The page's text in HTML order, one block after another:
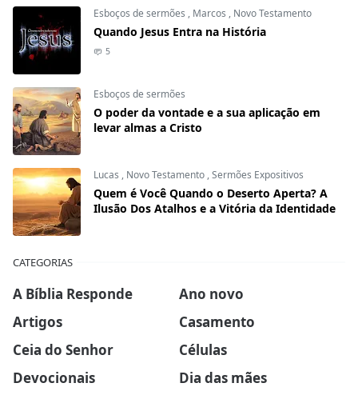
Esboços de sermões , Marcos , Novo Testamento
Quando Jesus Entra na História
5
Esboços de sermões
O poder da vontade e a sua aplicação em
levar almas a Cristo
Lucas , Novo Testamento,Sermões Expositivos
Quem é Você Quando o Deserto Aperta? A
Ilusão Dos Atalhos e a Vitória da Identidade
CATEGORIAS
A Bíblia Responde
Ano novo
Artigos
Casamento
Ceia do Senhor
Células
Devocionais
Dia das mães